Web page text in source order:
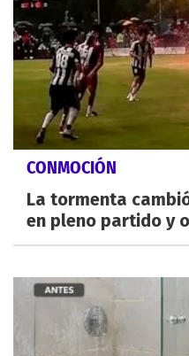
CONMOCIÓN
La tormenta
en pleno partido y